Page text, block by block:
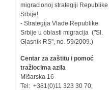
migracionoj strategiji Republike
Srbije!
- Strategija Vlade Republike
Srbije u oblasti migracija ("Sl.
Glasnik RS", no. 59/2009.)
Centar za zaštitu i pomoć
tražiocima azila
Mišarska 16
Tel: +381(0)11 323 30 70;